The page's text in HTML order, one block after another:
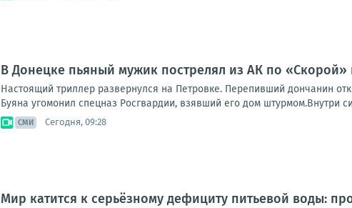
В Донецке пьяный мужик пострелял из АК по «Скорой»
Настоящий триллер развернулся на Петровке. Перепивший дончанин
Буяна угомонил спецназ Росгвардии, взявший его дом штурмом.Внутри
СМИ Сегодня, 09:28
Мир катится к серьёзному дефициту питьевой воды: